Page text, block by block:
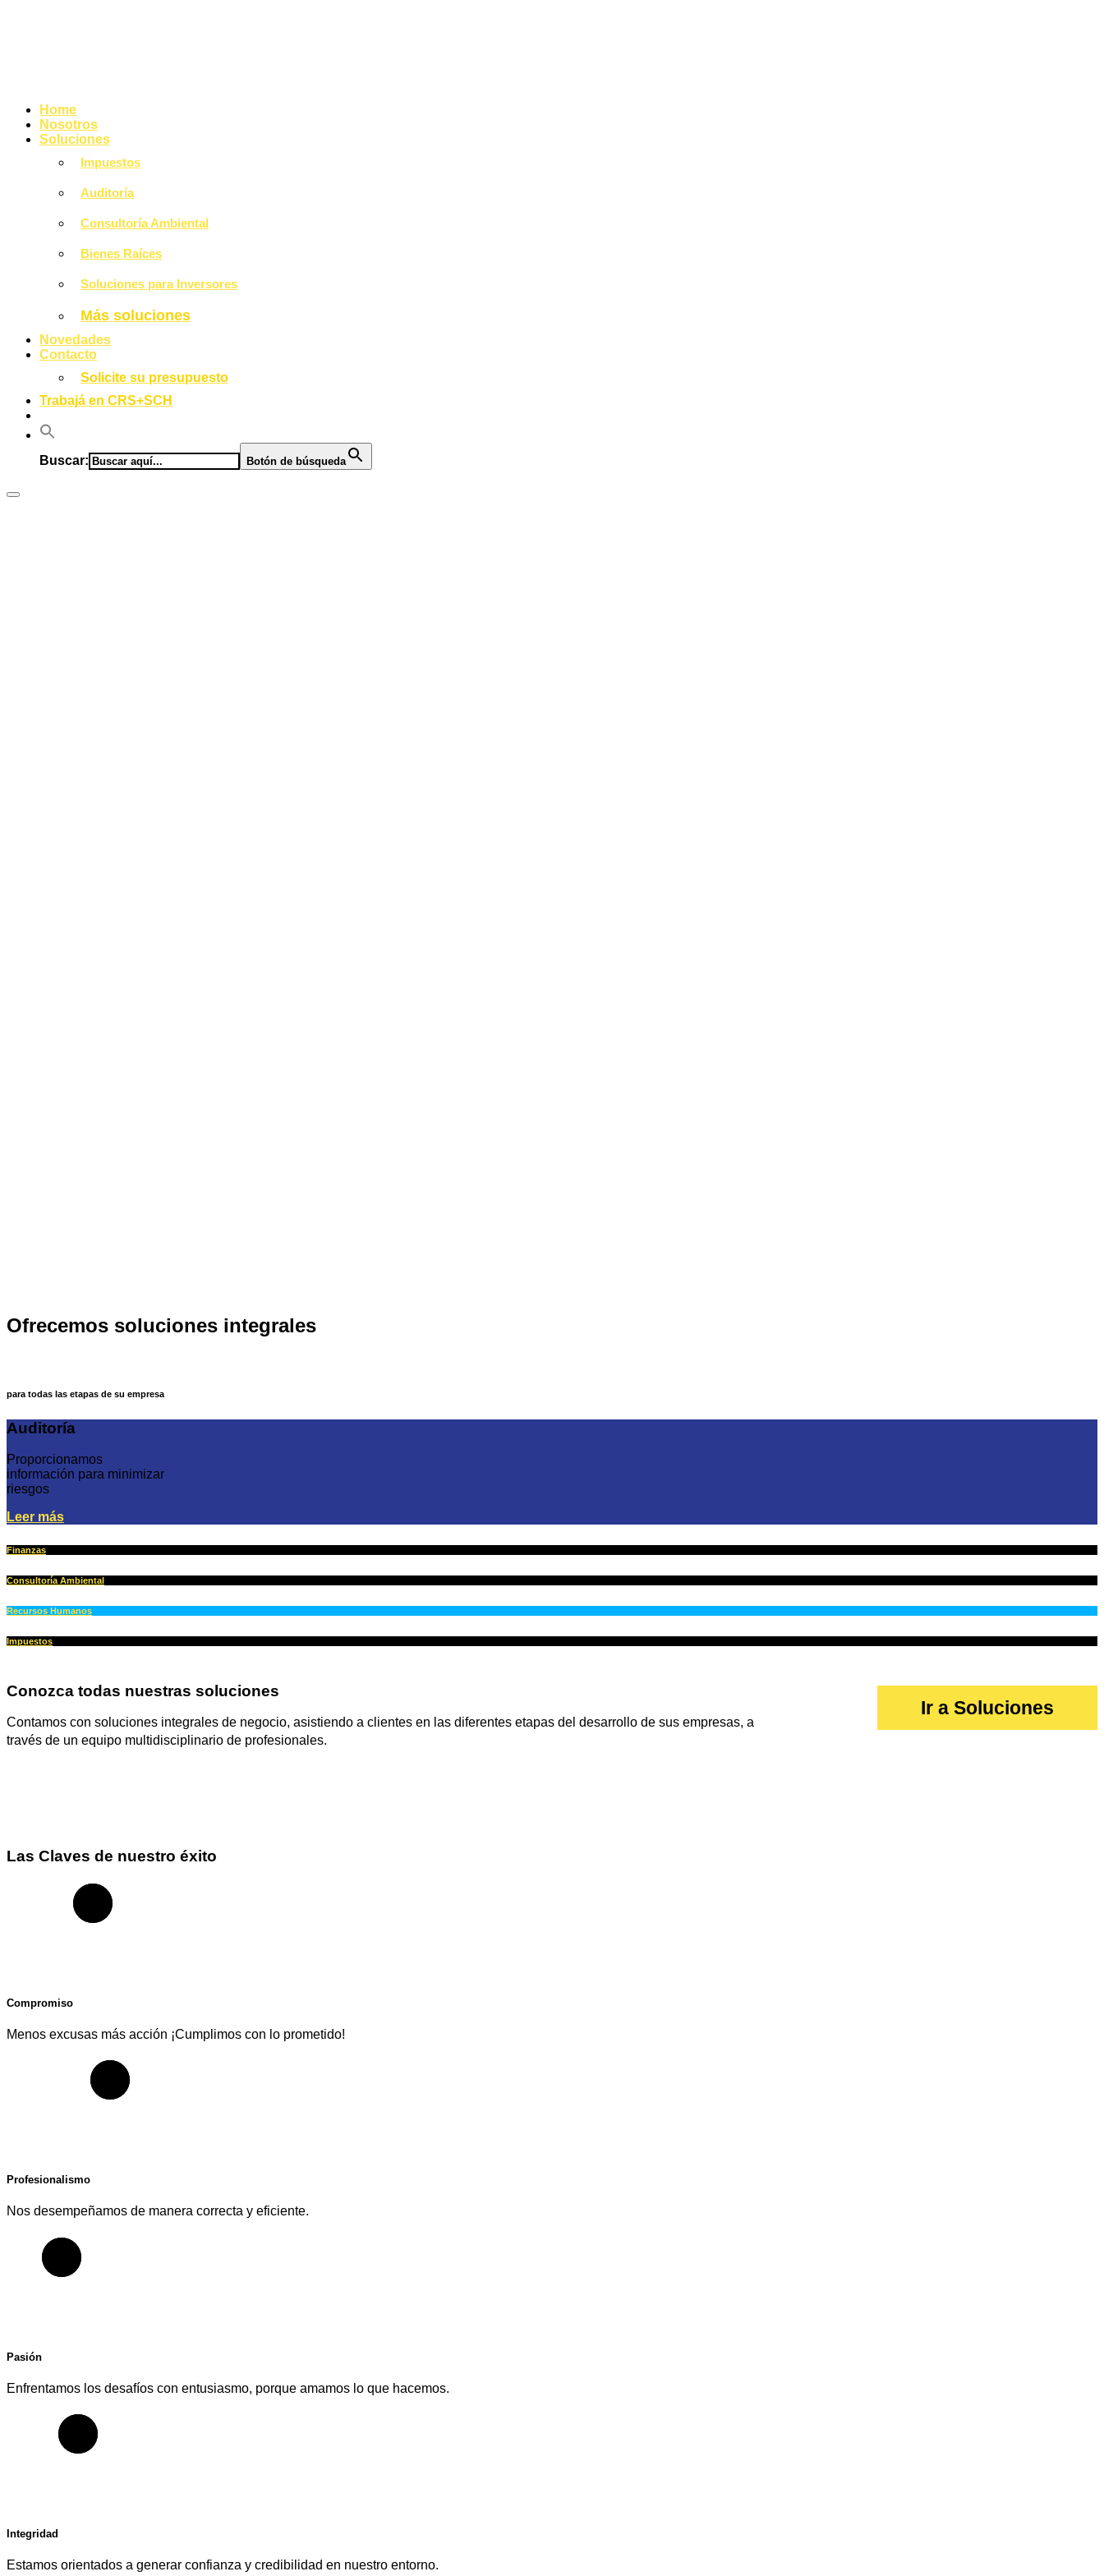
Home
Nosotros
Soluciones
Impuestos
Auditoría
Consultoría Ambiental
Bienes Raíces
Soluciones para Inversores
Más soluciones
Novedades
Contacto
Solicite su presupuesto
Trabajá en CRS+SCH
Buscar: Botón de búsqueda
Ofrecemos soluciones integrales
para todas las etapas de su empresa
Auditoría
Proporcionamos
información para minimizar
riesgos
Leer más
Finanzas
Consultoría Ambiental
Recursos Humanos
Impuestos
Conozca todas nuestras soluciones
Contamos con soluciones integrales de negocio, asistiendo a clientes en las diferentes etapas del desarrollo de sus empresas, a
través de un equipo multidisciplinario de profesionales.
Ir a Soluciones
Las Claves de nuestro éxito
Compromiso
Menos excusas más acción ¡Cumplimos con lo prometido!
Profesionalismo
Nos desempeñamos de manera correcta y eficiente.
Pasión
Enfrentamos los desafíos con entusiasmo, porque amamos lo que hacemos.
Integridad
Estamos orientados a generar confianza y credibilidad en nuestro entorno.